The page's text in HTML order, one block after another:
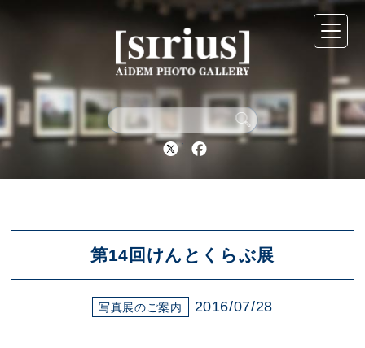
Twitter Facebook
第14回けんとくらぶ展
写真展のご案内 2016/07/28
シリウスについて
展示スケジュール